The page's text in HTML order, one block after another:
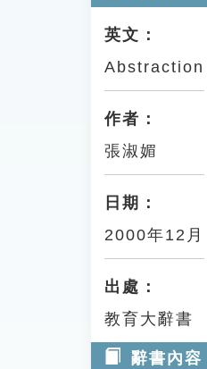
英文：
Abstraction
作者：
張淑媚
日期：
2000年12月
出處：
教育大辭書
辭書內容